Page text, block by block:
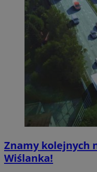
Znamy kolejnych
Wiślanka!